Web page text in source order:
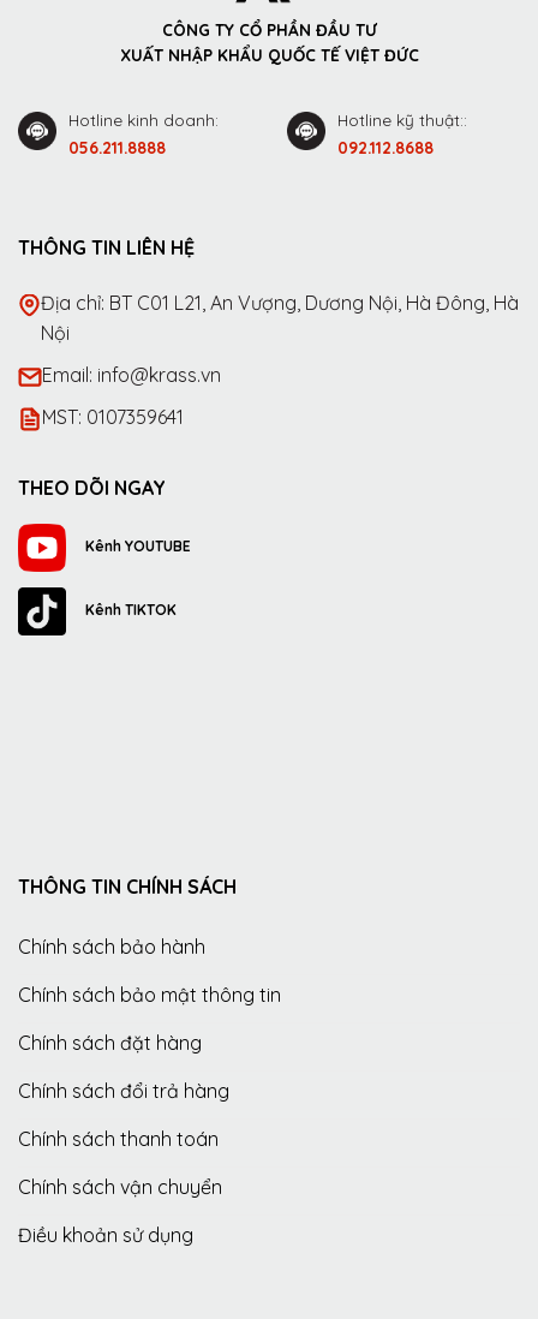
CÔNG TY CỔ PHẦN ĐẦU TƯ
XUẤT NHẬP KHẨU QUỐC TẾ VIỆT ĐỨC
Hotline kinh doanh:
056.211.8888
Hotline kỹ thuật::
092.112.8688
THÔNG TIN LIÊN HỆ
Địa chỉ: BT C01 L21, An Vượng, Dương Nội, Hà Đông, Hà
Nội
Email: info@krass.vn
MST: 0107359641
THEO DÕI NGAY
Kênh YOUTUBE
Kênh TIKTOK
THÔNG TIN CHÍNH SÁCH
Chính sách bảo hành
Chính sách bảo mật thông tin
Chính sách đặt hàng
Chính sách đổi trả hàng
Chính sách thanh toán
Chính sách vận chuyển
Điều khoản sử dụng